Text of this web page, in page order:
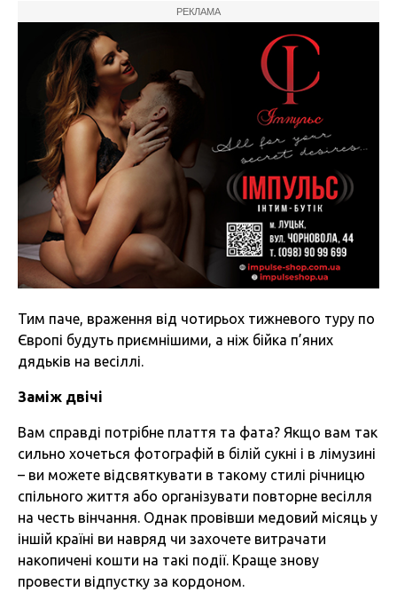
РЕКЛАМА
Тим паче, враження від чотирьох тижневого туру по
Європі будуть приємнішими, а ніж бійка п’яних
дядьків на весіллі.
Заміж двічі
Вам справді потрібне плаття та фата? Якщо вам так
сильно хочеться фотографій в білій сукні і в лімузині
– ви можете відсвяткувати в такому стилі річницю
спільного життя або організувати повторне весілля
на честь вінчання. Однак провівши медовий місяць у
іншій країні ви навряд чи захочете витрачати
накопичені кошти на такі події. Краще знову
провести відпустку за кордоном.